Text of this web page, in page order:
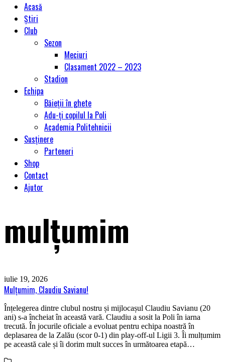
Acasă
Știri
Club
Sezon
Meciuri
Clasament 2022 – 2023
Stadion
Echipa
Băieții în ghete
Adu-ți copilul la Poli
Academia Politehnicii
Susținere
Parteneri
Shop
Contact
Ajutor
mulțumim
iulie 19, 2026
Mulțumim, Claudiu Savianu!
Înțelegerea dintre clubul nostru și mijlocașul Claudiu Savianu (20
ani) s-a încheiat în această vară. Claudiu a sosit la Poli în iarna
trecută. În jocurile oficiale a evoluat pentru echipa noastră în
deplasarea de la Zalău (scor 0-1) din play-off-ul Ligii 3. Îi mulțumim
pe această cale și îi dorim mult succes în următoarea etapă…